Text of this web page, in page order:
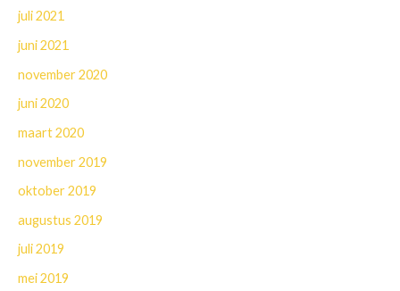
juli 2021
juni 2021
november 2020
juni 2020
maart 2020
november 2019
oktober 2019
augustus 2019
juli 2019
mei 2019